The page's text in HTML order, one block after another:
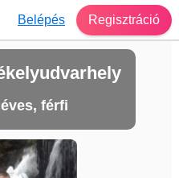
Belépés Regisztráció
férfi